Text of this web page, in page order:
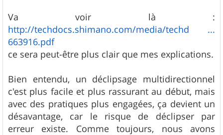
Va voir là :
http://techdocs.shimano.com/media/techd ...
663916.pdf
ce sera peut-être plus clair que mes explications.
Bien entendu, un déclipsage multidirectionnel
c'est plus facile et plus rassurant au début, mais
avec des pratiques plus engagées, ça devient un
désavantage, car le risque de déclipser par
erreur existe. Comme toujours, nous avons